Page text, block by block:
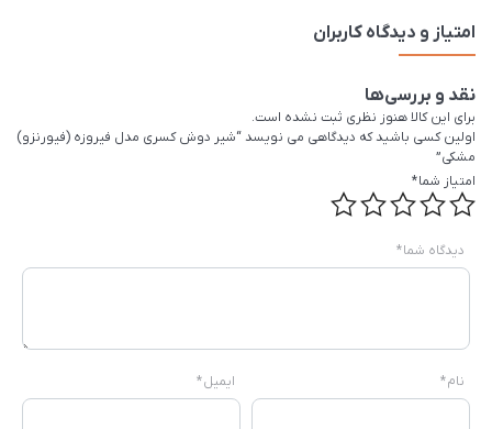
امتیاز و دیدگاه کاربران
نقد و بررسی‌ها
برای این کالا هنوز نظری ثبت نشده است.
اولین کسی باشید که دیدگاهی می نویسد “شیر دوش کسری مدل فیروزه (فیورنزو)
مشکی”
امتیاز شما*
دیدگاه شما*
نام* ایمیل*